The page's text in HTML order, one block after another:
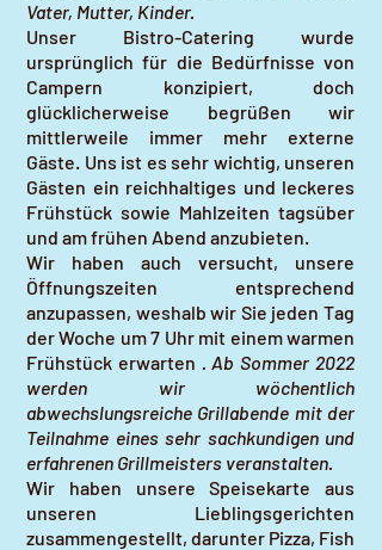
Vater, Mutter, Kinder.
Unser Bistro-Catering wurde
ursprünglich für die Bedürfnisse von
Campern konzipiert, doch
glücklicherweise begrüßen wir
mittlerweile immer mehr externe
Gäste. Uns ist es sehr wichtig, unseren
Gästen ein reichhaltiges und leckeres
Frühstück sowie Mahlzeiten tagsüber
und am frühen Abend anzubieten.
Wir haben auch versucht, unsere
Öffnungszeiten entsprechend
anzupassen, weshalb wir Sie jeden Tag
der Woche um 7 Uhr mit einem warmen
Frühstück erwarten . Ab Sommer 2022
werden wir wöchentlich
abwechslungsreiche Grillabende mit der
Teilnahme eines sehr sachkundigen und
erfahrenen Grillmeisters veranstalten.
Wir haben unsere Speisekarte aus
unseren Lieblingsgerichten
zusammengestellt, darunter Pizza, Fish